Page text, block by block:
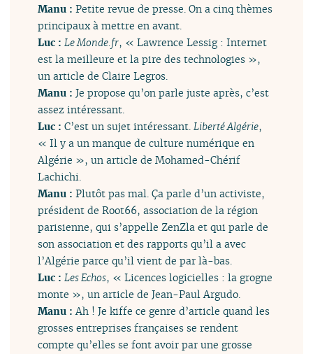
Manu :Petite revue de presse. On a cinq thèmes
principaux à mettre en avant.
Luc :Le Monde.fr, « Lawrence Lessig : Internet
est la meilleure et la pire des technologies »,
un article de Claire Legros.
Manu :Je propose qu’on parle juste après, c’est
assez intéressant.
Luc :C’est un sujet intéressant.Liberté Algérie,
« Il y a un manque de culture numérique en
Algérie », un article de Mohamed-Chérif
Lachichi.
Manu :Plutôt pas mal. Ça parle d’un activiste,
président de Root66, association de la région
parisienne, qui s’appelle ZenZla et qui parle de
son association et des rapports qu’il a avec
l’Algérie parce qu’il vient de par là-bas.
Luc :Les Echos, « Licences logicielles : la grogne
monte », un article de Jean-Paul Argudo.
Manu :Ah ! Je kiffe ce genre d’article quand les
grosses entreprises françaises se rendent
compte qu’elles se font avoir par une grosse